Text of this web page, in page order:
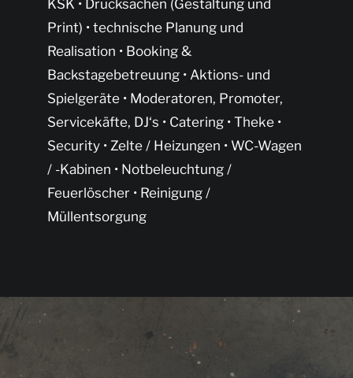
KSK • Drucksachen (Gestaltung und
Print) • technische Planung und
Realisation • Booking &
Backstagebetreuung • Aktions- und
Spielgeräte • Moderatoren, Promoter,
Servicekäfte, DJ‘s • Catering • Theke •
Security • Zelte / Heizungen • WC-Wagen
/ -Kabinen • Notbeleuchtung /
Feuerlöscher • Reinigung /
Müllentsorgung